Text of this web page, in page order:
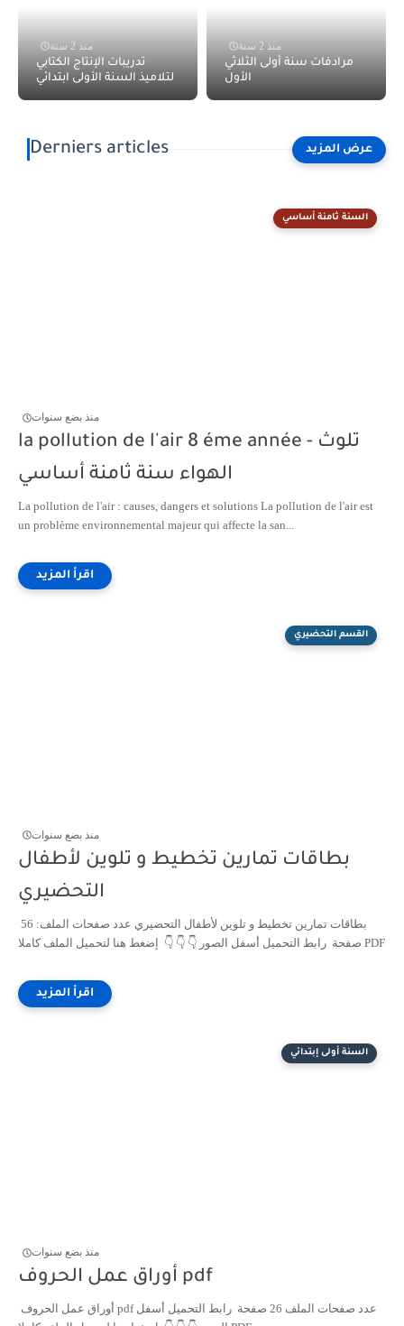
منذ 2 سنة
تدريبات الإنتاج الكتابي
لتلاميذ السنة الأولى ابتدائي
منذ 2 سنة
مرادفات سنة أولى الثلاثي
الأول
Derniers articles
السنة ثامنة أساسي
منذ بضع سنوات
la pollution de l'air 8 éme année - تلوث
الهواء سنة ثامنة أساسي
La pollution de l'air : causes, dangers et solutions La pollution de l'air est
un problème environnemental majeur qui affecte la san...
القسم التحضيري
منذ بضع سنوات
بطاقات تمارين تخطيط و تلوين لأطفال
التحضيري
صفحة رابط التحميل أسفل الصور 👇 👇 👇 إضغط هنا لتحميل الملف كاملا PDF
السنة أولى إبتدائي
منذ بضع سنوات
أوراق عمل الحروف pdf